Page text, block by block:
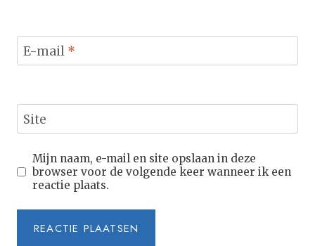
E-mail *
Site
Mijn naam, e-mail en site opslaan in deze
browser voor de volgende keer wanneer ik een
reactie plaats.